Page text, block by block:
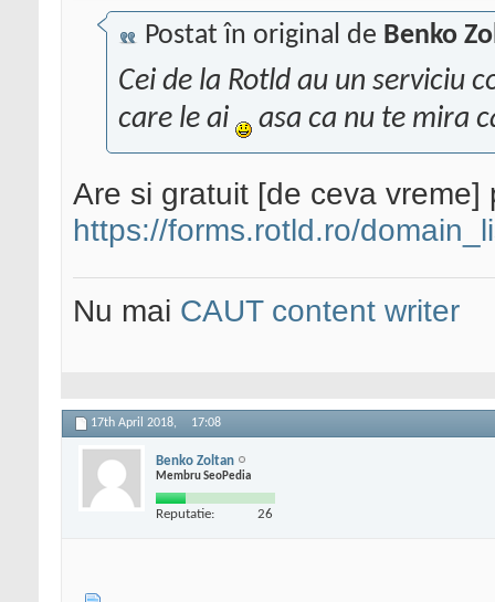
Postat în original de Benko
Cei de la Rotld au un serviciu
care le ai
asa ca nu te mira
Are si gratuit [de ceva vreme]
https://forms.rotld.ro/
Nu mai CAUT content writer
17th April 2018, 17:08
Benko Zoltan
Membru SeoPedia
Reputatie: 26